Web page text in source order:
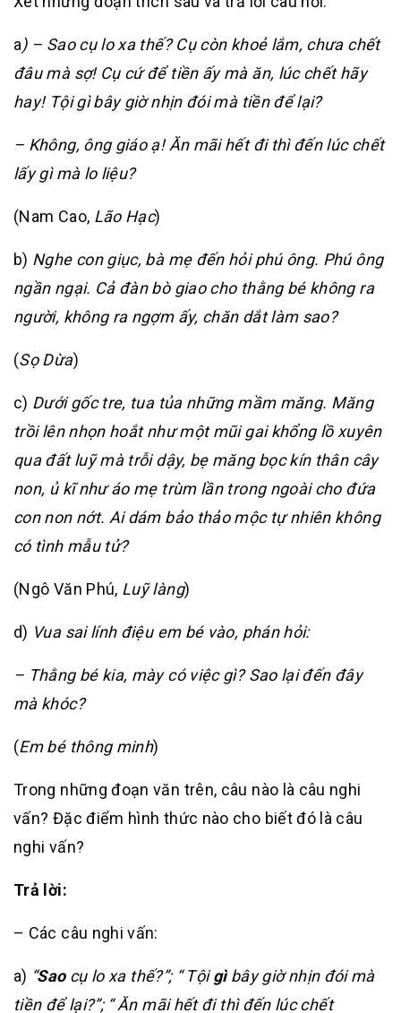
a) – Sao cụ lo xa thế? Cụ còn khoẻ lắm, chưa chết
đâu mà sợ! Cụ cứ để tiền ấy mà ăn, lúc chết hãy
hay! Tội gì bây giờ nhịn đói mà tiền để lại?
– Không, ông giáo ạ! Ăn mãi hết đi thì đến lúc chết
lấy gì mà lo liệu?
(Nam Cao, Lão Hạc)
b) Nghe con giục, bà mẹ đến hỏi phú ông. Phú ông
ngần ngại. Cả đàn bò giao cho thằng bé không ra
người, không ra ngợm ấy, chăn dắt làm sao?
(Sọ Dừa)
c) Dưới gốc tre, tua tủa những mầm măng. Măng
trồi lên nhọn hoắt như một mũi gai khổng lồ xuyên
qua đất luỹ mà trỗi dậy, bẹ măng bọc kín thân cây
non, ủ kĩ như áo mẹ trùm lần trong ngoài cho đứa
con non nớt. Ai dám bảo thảo mộc tự nhiên không
có tình mẫu tử?
(Ngô Văn Phú, Luỹ làng)
d) Vua sai lính điệu em bé vào, phán hỏi:
– Thằng bé kia, mày có việc gì? Sao lại đến đây
mà khóc?
(Em bé thông minh)
Trong những đoạn văn trên, câu nào là câu nghi
vấn? Đặc điểm hình thức nào cho biết đó là câu
nghi vấn?
Trả lời:
– Các câu nghi vấn:
a) “Saocụ lo xa thế?”; “ Tộigìbây giờ nhịn đói mà
tiền để lại?”; “ Ăn mãi hết đi thì đến lúc chết